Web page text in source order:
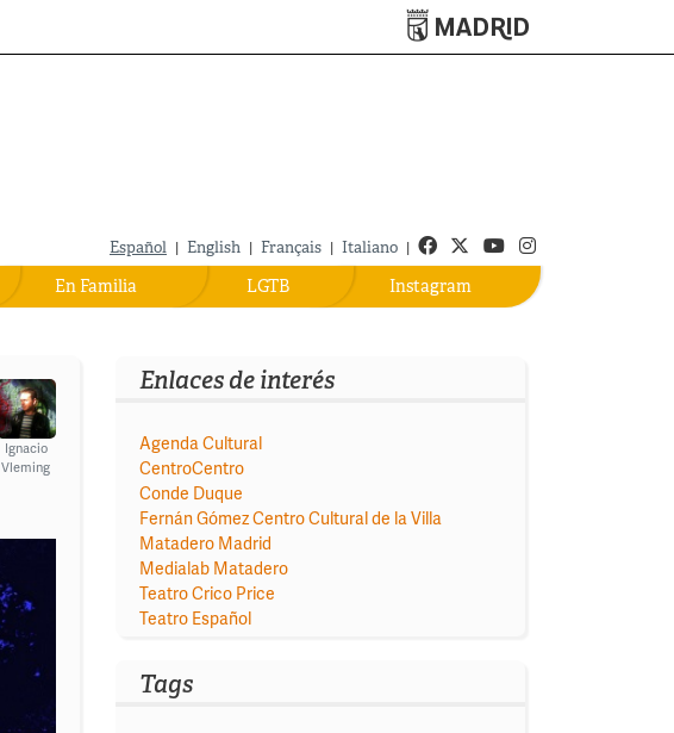
Turismo de Madrid
Español | English | Français | Italiano | Facebook
TwitterYoutube
Instagram
Instagram
LGTB
En Familia
Ignacio
Vleming
Enlaces de interés
Agenda Cultural
CentroCentro
Conde Duque
Fernán Gómez Centro Cultural de la Villa
Matadero Madrid
Medialab Matadero
Teatro Crico Price
Teatro Español
Tags